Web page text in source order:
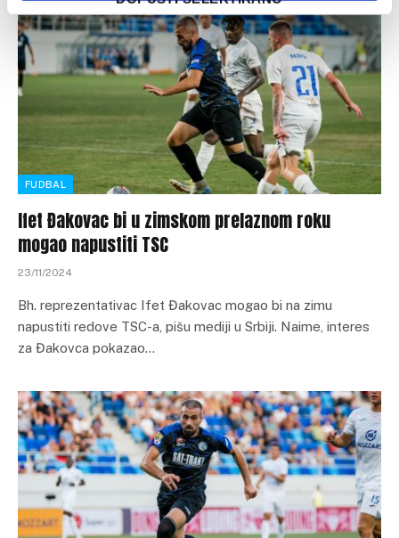
FUDBAL
Ifet Đakovac bi u zimskom prelaznom roku
mogao napustiti TSC
23/11/2024
Bh. reprezentativac Ifet Đakovac mogao bi na zimu
napustiti redove TSC-a, pišu mediji u Srbiji. Naime, interes
za Đakovca pokazao…